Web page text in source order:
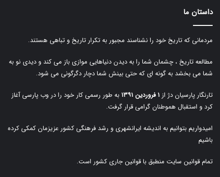
داستان ما
مردمانی که تاریخ خود را نشناسند مجبور به تکرار تاریخ و تباهی هستند.
مطالعه تاریخ ، چشمان شما را به دیدن دنیاهایی موازی باز می کند و دیدی نو به
شما می بخشد به گونه ای که حتی بینش شما دچار دگرگونی می شود.
تارنگار پارسیان دژ از ۱ فروردین ۱۳۹۱
به طور رسمی کار خود را در وب پارسی آغاز
کرد و استقبال هموطنان گرامی قرار گرفت.
امیدواریم بتوانیم به اندیشه ایرانشهری و رشد فرهنگی کشور عزیزمان کمکی کرده
باشیم
تمام قوانین سایت منطبق با قوانین جاری کشور است.